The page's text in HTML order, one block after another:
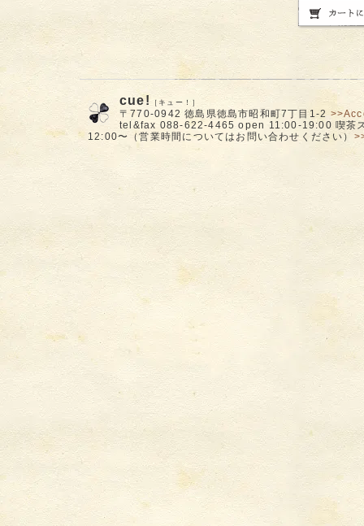
cue! ［キュー！］
〒770-0942 徳島県徳島市昭和町7丁目1-2
tel&fax 088-622-4465 open 11:00-19:00 喫茶
12:00〜（営業時間についてはお問い合わせください）